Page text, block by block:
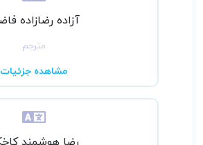
آزاده رضازاده
مترجم
مشاهده جزئیات